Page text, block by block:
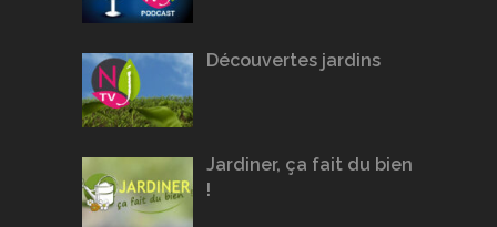
Découvertes jardins
Jardiner, ça fait du bien
!